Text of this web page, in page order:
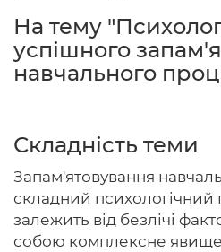
На тему
успішного
навчального
Складність теми
Запам'ятовування
складний психологічний
залежить від безлічі
собою комплексне явище
Контакти
097
Головна